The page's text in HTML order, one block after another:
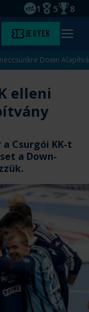
EHF
1
Magyar
5 8
Jegyek Menü
Down
elleni
Csurgói KK-t
a Down-